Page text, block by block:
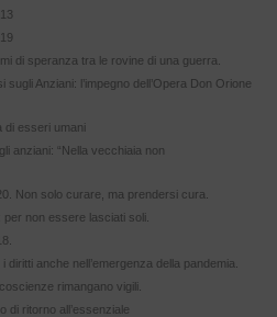
di speranza tra le rovine di una guerra.
Anziani: l’impegno dell’Opera Don Orione
di esseri umani
anziani: “Nella vecchiaia non
Non solo curare, ma prendersi cura.
per non essere lasciati soli.
diritti anche nell’emergenza della pandemia.
rimangano vigili.
di ritorno all’essenziale